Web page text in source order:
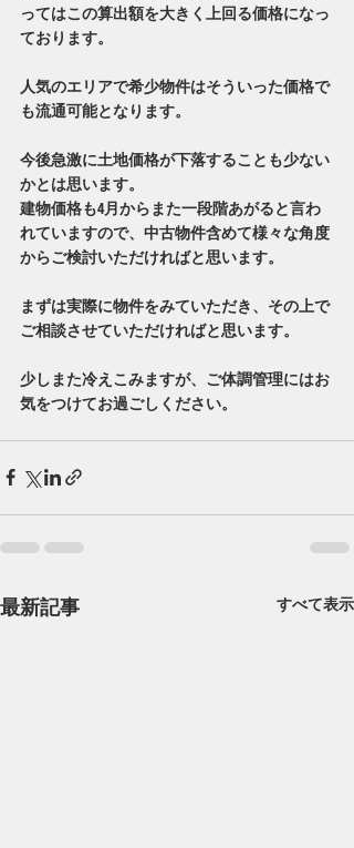
ってはこの算出額を大きく上回る価格になっ
ております。
人気のエリアで希少物件はそういった価格で
も流通可能となります。
今後急激に土地価格が下落することも少ない
かとは思います。
建物価格も4月からまた一段階あがると言わ
れていますので、中古物件含めて様々な角度
からご検討いただければと思います。
まずは実際に物件をみていただき、その上で
ご相談させていただければと思います。
少しまた冷えこみますが、ご体調管理にはお
気をつけてお過ごしください。
最新記事 すべて表示